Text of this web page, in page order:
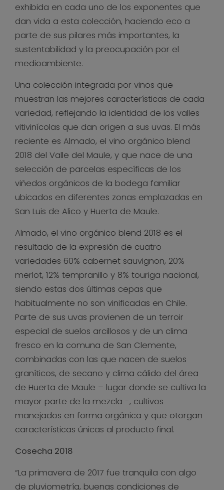
exhibida en cada uno de los exponentes que
dan vida a esta colección, haciendo eco a
parte de sus pilares más importantes, la
sustentabilidad y la preocupación por el
medioambiente.
Una colección integrada por vinos que
muestran las mejores características de cada
variedad, reflejando la identidad de los valles
vitivinícolas que dan origen a sus uvas. El más
reciente es Almado, el vino orgánico blend
2018 del Valle del Maule, y que nace de una
selección de parcelas específicas de los
viñedos orgánicos de la bodega familiar
ubicados en diferentes zonas emplazadas en
San Luis de Alico y Huerta de Maule.
Almado, el vino orgánico blend 2018 es el
resultado de la expresión de cuatro
variedades 60% cabernet sauvignon, 20%
merlot, 12% tempranillo y 8% touriga nacional,
siendo estas dos últimas cepas que
habitualmente no son vinificadas en Chile.
Parte de sus uvas provienen de un terroir
especial de suelos arcillosos y de un clima
fresco en la comuna de San Clemente,
combinadas con las que nacen de suelos
graníticos, de secano y clima cálido del área
de Huerta de Maule – lugar donde se cultiva la
mayor parte de la mezcla -, cultivos
manejados en forma orgánica y que otorgan
características únicas al producto final.
Cosecha 2018
“La primavera de 2017 fue tranquila con algo
de pluviometría, buenas condiciones de